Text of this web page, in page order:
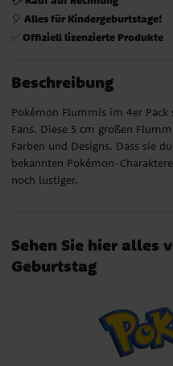
🎈 Alles für Kindergeburtstage!
✅ Offiziell lizenzierte Produkte
Beschreibung
Pokémon Flummis im 4er
Fans. Diese 5 cm großen
Farben und Designs. Dass sie
bekannten Pokémon-
noch lustiger.
Sehen Sie hier alles
Geburtstag